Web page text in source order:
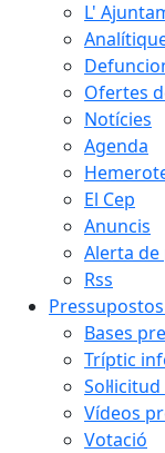
L'
Ofertes
Notícies
Agenda
El Cep
Anuncis
Alerta
Rss
Bases
Tríptic
Vídeos
Votació